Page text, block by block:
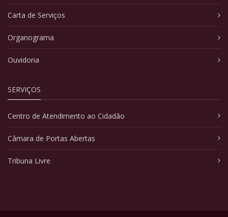
Carta de Serviços
Organograma
Ouvidoria
SERVIÇOS
Centro de Atendimento ao Cidadão
Câmara de Portas Abertas
Tribuna Livre